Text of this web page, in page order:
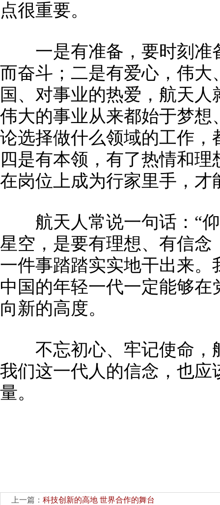
点很重要。
一是有准备，要时刻准
而奋斗；二是有爱心，伟
国、对事业的热爱，航天
伟大的事业从来都始于梦
论选择做什么领域的工作
四是有本领，有了热情和
在岗位上成为行家里手，才
航天人常说一句话：“仰
星空，是要有理想、有信
一件事踏踏实实地干出来
中国的年轻一代一定能够
向新的高度。
不忘初心、牢记使命，
我们这一代人的信念，也
量。
上一篇： 科技创新的高地 世界合作的舞台